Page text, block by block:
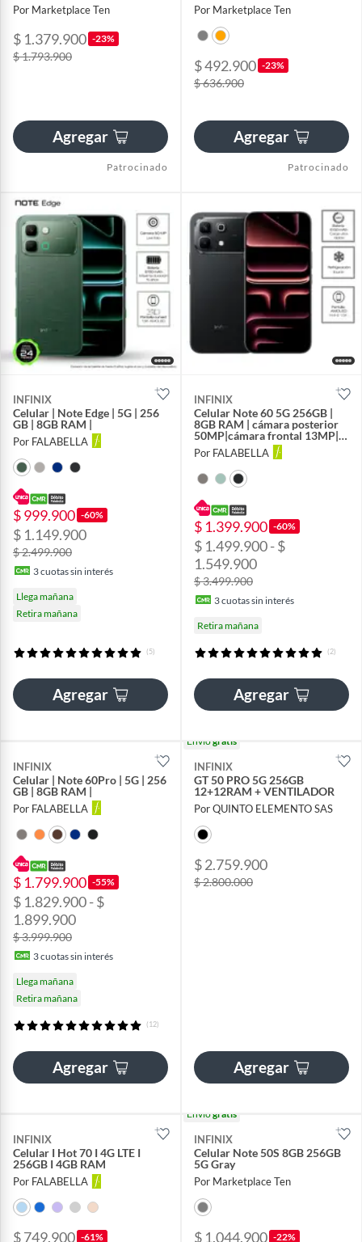
Por Marketplace Ten
$ 1.379.900 -23%
$ 1.793.900
Agregar
Patrocinado
Por Marketplace Ten
$ 492.900 -23%
$ 636.900
Agregar
Patrocinado
INFINIX
Celular | Note Edge | 5G | 256
GB | 8GB RAM |
Por FALABELLA
$ 999.900 -60%
$ 1.149.900
$ 2.499.900
3cuotas sin interés
Llega mañana
Retira mañana
(5)
Agregar
INFINIX
Celular Note 60 5G 256GB |
8GB RAM | cámara posterior
50MP|cámara frontal 13MP|
pantalla 6,7 pulgadas +
Mediatek Dimensity 7400
Por FALABELLA
$ 1.399.900 -60%
$ 1.499.900 - $
1.549.900
$ 3.499.900
3cuotas sin interés
Retira mañana
(2)
Agregar
INFINIX
Celular | Note 60Pro | 5G | 256
GB | 8GB RAM |
Por FALABELLA
$ 1.799.900 -55%
$ 1.829.900 - $
1.899.900
$ 3.999.900
3cuotas sin interés
Llega mañana
Retira mañana
(12)
Agregar
Envíogratis
INFINIX
GT 50 PRO 5G 256GB
12+12RAM + VENTILADOR
Por QUINTO ELEMENTO SAS
$ 2.759.900
$ 2.800.000
Agregar
INFINIX
Celular I Hot 70 I 4G LTE I
256GB I 4GB RAM
Por FALABELLA
$ 749.900 -61%
Envíogratis
INFINIX
Celular Note 50S 8GB 256GB
5G Gray
Por Marketplace Ten
$ 1.044.900 -22%